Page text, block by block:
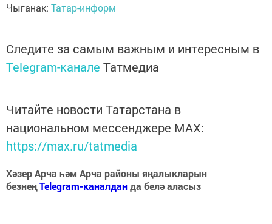
Чыганак: Татар-информ
Следите за самым важным и интересным в
Telegram-канале Татмедиа
Читайте новости Татарстана в
национальном мессенджере MАХ:
https://max.ru/tatmedia
Хәзер Арча һәм Арча районы яңалыкларын
безнеңTelegram-каналданда белә аласыз